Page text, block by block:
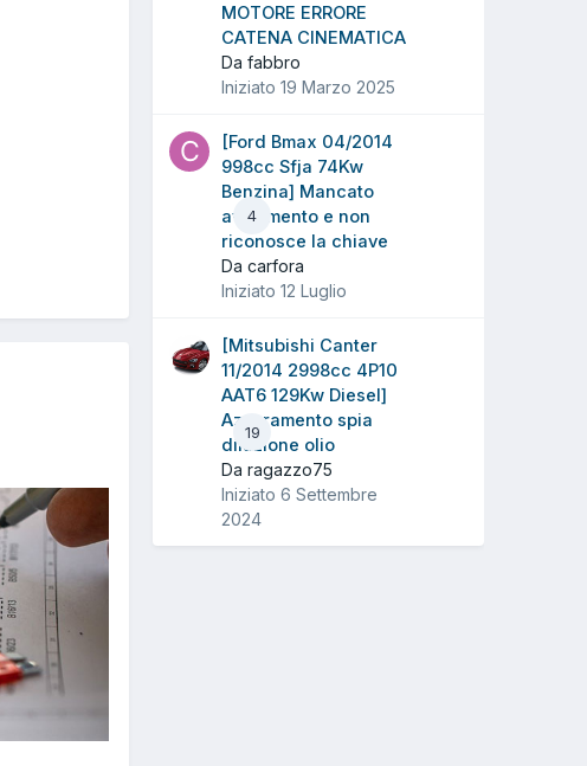
MOTORE ERRORE
CATENA CINEMATICA
Da fabbro
Iniziato 19 Marzo 2025
4
[Ford Bmax 04/2014
998cc Sfja 74Kw
Benzina] Mancato
avviamento e non
riconosce la chiave
Da carfora
Iniziato 12 Luglio
19
[Mitsubishi Canter
11/2014 2998cc 4P10
AAT6 129Kw Diesel]
Azzeramento spia
diluzione olio
Da ragazzo75
Iniziato 6 Settembre
2024